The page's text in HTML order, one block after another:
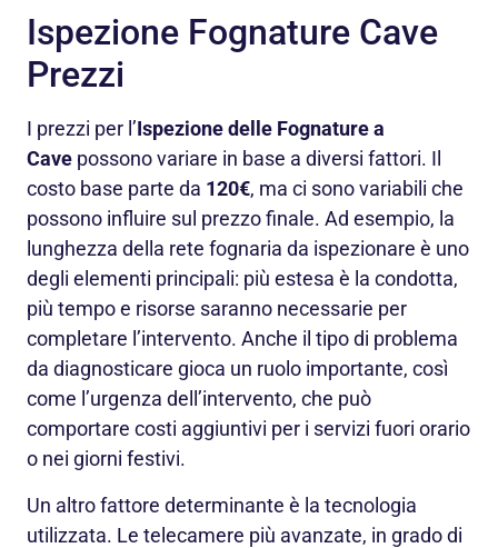
Ispezione Fognature Cave
Prezzi
I prezzi per l’Ispezione delle Fognature a
Cave possono variare in base a diversi fattori. Il
costo base parte da 120€, ma ci sono variabili che
possono influire sul prezzo finale. Ad esempio, la
lunghezza della rete fognaria da ispezionare è uno
degli elementi principali: più estesa è la condotta,
più tempo e risorse saranno necessarie per
completare l’intervento. Anche il tipo di problema
da diagnosticare gioca un ruolo importante, così
come l’urgenza dell’intervento, che può
comportare costi aggiuntivi per i servizi fuori orario
o nei giorni festivi.
Un altro fattore determinante è la tecnologia
utilizzata. Le telecamere più avanzate, in grado di